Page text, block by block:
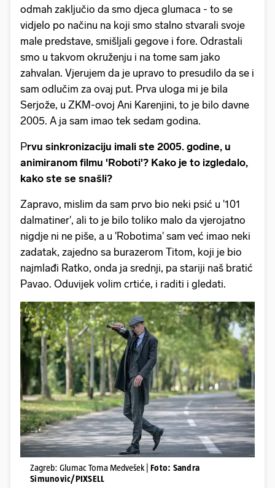
odmah zaključio da smo djeca glumaca - to se
vidjelo po načinu na koji smo stalno stvarali svoje
male predstave, smišljali gegove i fore. Odrastali
smo u takvom okruženju i na tome sam jako
zahvalan. Vjerujem da je upravo to presudilo da se i
sam odlučim za ovaj put. Prva uloga mi je bila
Serjože, u ZKM-ovoj Ani Karenjini, to je bilo davne
2005. A ja sam imao tek sedam godina.
Prvu sinkronizaciju imali ste 2005. godine, u
animiranom filmu 'Roboti'? Kako je to izgledalo,
kako ste se snašli?
Zapravo, mislim da sam prvo bio neki psić u '101
dalmatiner', ali to je bilo toliko malo da vjerojatno
nigdje ni ne piše, a u 'Robotima' sam već imao neki
zadatak, zajedno sa burazerom Titom, koji je bio
najmlađi Ratko, onda ja srednji, pa stariji naš bratić
Pavao. Oduvijek volim crtiće, i raditi i gledati.
Zagreb: Glumac Toma Medvešek | Foto: Sandra
Simunovic/PIXSELL